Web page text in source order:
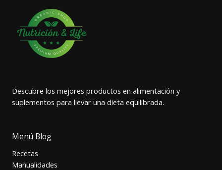
Descubre los mejores productos en alimentación y
suplementos para llevar una dieta equilibrada.
Menú Blog
Recetas
Manualidades